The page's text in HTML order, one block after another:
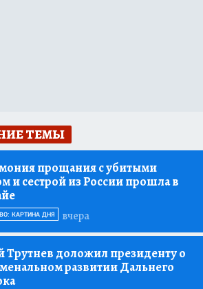
ТЕМЫ
прощания с убитыми
и сестрой из России прошла в
вчера
КАРТИНА ДНЯ
доложил президенту о
развитии Дальнего